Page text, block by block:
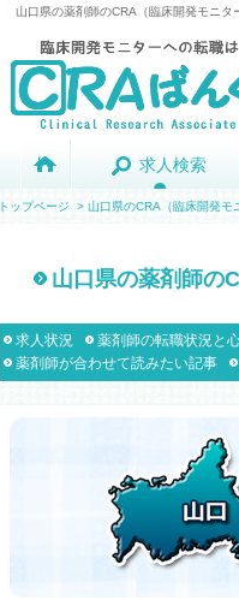
山口県の薬剤師のCRA（臨床開発モニタ
求人検索
求人検索
トップページ > 山口県のCRA（臨床開発モ
山口県の薬剤師の
求人状況 薬剤師の転職状況と
薬剤師が合わせて読みたい記事